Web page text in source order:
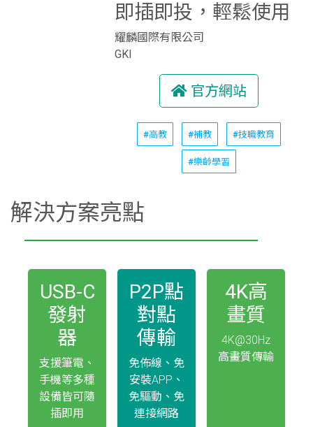
即插即投，輕鬆使用
耀麟國際有限公司
GKI
官方網站
#高教 #補教 #技職教育
#樂齡學習
解決方案亮點
USB-C
發射
器
支援筆電、
手機等多種
設備皆可隨
插即用
P2P點
對點
傳輸
免佈線、免
安裝APP、
免驅動、免
連接網路
4K高
畫質
4K@30Hz
高畫質傳輸